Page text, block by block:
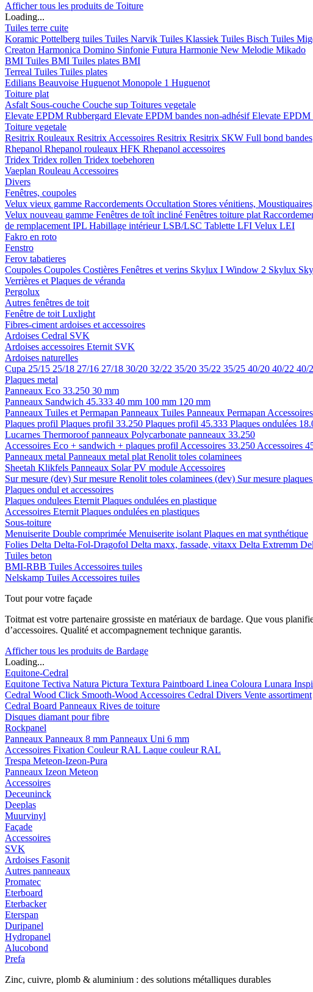
Afficher tous les produits de Toiture
Loading...
Tuiles terre cuite
Koramic Pottelberg tuiles Tuiles Narvik Tuiles Klassiek Tuiles Bisch Tuiles
Creaton Harmonica Domino Sinfonie Futura Harmonie New Melodie Mikado
BMI Tuiles BMI Tuiles plates BMI
Terreal Tuiles Tuiles plates
Edilians Beauvoise Huguenot Monopole 1 Huguenot
Toiture plat
Asfalt Sous-couche Couche sup Toitures vegetale
Elevate EPDM Rubbergard Elevate EPDM bandes non-adhésifElevate EPDM
Toiture vegetale
Resitrix Rouleaux Resitrix Accessoires Resitrix Resitrix SKW Full bond bandes
Rhepanol Rhepanol rouleaux HFK Rhepanol accessoires
Tridex Tridex rollen Tridex toebehoren
Vaeplan Rouleau Accessoires
Divers
Fenêtres, coupoles
Velux vieux gamme Raccordements Occultation Stores vénitiens,
Velux nouveau gamme Fenêtres de toît incliné Fenêtres toiture plat
de remplacement IPL Habillage intérieur LSB/LSC Tablette LFI Velux LEI
Fakro en roto
Fenstro
Ferov tabatieres
Coupoles Coupoles Costières Fenêtres et verins Skylux I Window 2 Skylux
Verrières et Plaques de véranda
Pergolux
Autres fenêtres de toit
Fenêtre de toit Luxlight
Fibres-ciment ardoises et accessoires
Ardoises Cedral SVK
Ardoises accessoires Eternit SVK
Ardoises naturelles
Cupa 25/15 25/18 27/16 27/18 30/20 32/22 35/20 35/22 35/25 40/20 40/22 40/
Plaques metal
Panneaux Eco 33.250 30 mm
Panneaux Sandwich 45.333 40 mm 100 mm 120 mm
Panneaux Tuiles et Permapan Panneaux Tuiles Panneaux Permapan Accessoires
Plaques profil Plaques profil 33.250 Plaques profil 45.333 Plaques ondulées
Lucarnes Thermoroof panneaux Polycarbonate panneaux 33.250
Accessoires Eco + sandwich + plaques profil Accessoires 33.250 Accessoires
Panneaux metal Panneaux metal plat Renolit toles colaminees
Sheetah Klikfels Panneaux Solar PV module Accessoires
Sur mesure (dev) Sur mesure Renolit toles colaminees (dev) Sur mesure
Plaques ondul et accessoires
Plaques ondulees Eternit Plaques ondulées en plastique
Accessoires Eternit Plaques ondulées en plastiques
Sous-toiture
Menuiserite Double comprimée Menuiserite isolant Plaques en mat synthétique
Folies Delta Delta-Fol-Dragofol Delta maxx, fassade, vitaxx Delta Extremm
Tuiles beton
BMI-RBB Tuiles Accessoires tuiles
Nelskamp Tuiles Accessoires tuiles
Tout pour votre façade
Toitmat est votre partenaire grossiste en matériaux de bardage. Que vous
d’accessoires. Qualité et accompagnement technique garantis.
Afficher tous les produits de Bardage
Loading...
Equitone-Cedral
Equitone Tectiva Natura Pictura Textura Paintboard Linea Coloura Lunara
Cedral Wood Click Smooth-Wood Accessoires Cedral Divers Vente assortiment
Cedral Board Panneaux Rives de toiture
Disques diamant pour fibre
Rockpanel
Panneaux Panneaux 8 mm Panneaux Uni 6 mm
Accessoires Fixation Couleur RAL Laque couleur RAL
Trespa Meteon-Izeon-Pura
Panneaux Izeon Meteon
Accessoires
Deceuninck
Deeplas
Muurvinyl
Façade
Accessoires
SVK
Ardoises Fasonit
Autres panneaux
Promatec
Eterboard
Eterbacker
Eterspan
Duripanel
Hydropanel
Alucobond
Prefa
Zinc, cuivre, plomb & aluminium : des solutions métalliques durables